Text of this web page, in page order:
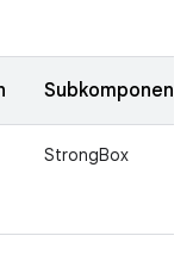
Subkomponen
StrongBox